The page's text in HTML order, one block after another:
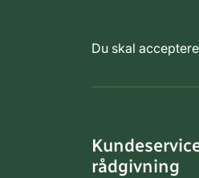
Du skal
rådgivning